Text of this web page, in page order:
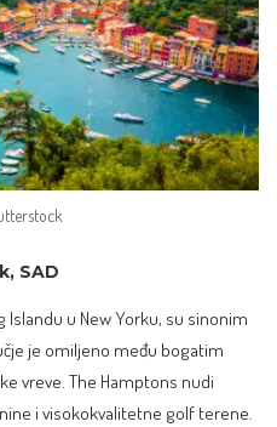
SAD
Islandu u New Yorku, su sinonim
je omiljeno među bogatim
vreve. The Hamptons nudi
i visokokvalitetne golf terene.